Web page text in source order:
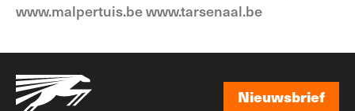
www.malpertuis.be www.tarsenaal.be
Nieuwsbrief